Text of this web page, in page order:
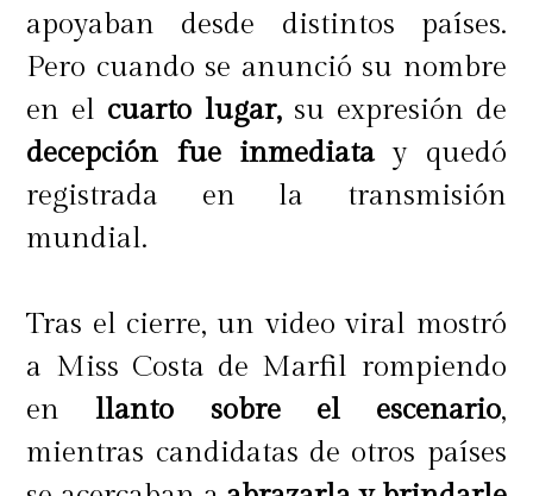
apoyaban desde distintos países.
Pero cuando se anunció su nombre
en el cuarto lugar,su expresión de
decepción fue inmediatay quedó
registrada en la transmisión
mundial.
Tras el cierre, un video viral mostró
a Miss Costa de Marfil rompiendo
enllanto sobre el escenario,
mientras candidatas de otros países